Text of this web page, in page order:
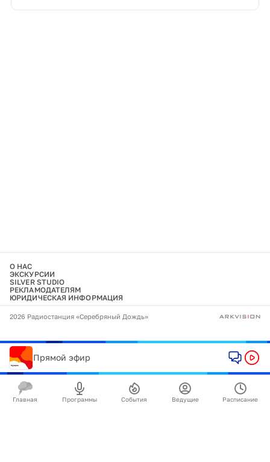
О НАС
ЭКСКУРСИИ
SILVER STUDIO
РЕКЛАМОДАТЕЛЯМ
ЮРИДИЧЕСКАЯ ИНФОРМАЦИЯ
2026 Радиостанция «Серебряный Дождь»
Прямой эфир
Главная Программы События Ведущие Расписание